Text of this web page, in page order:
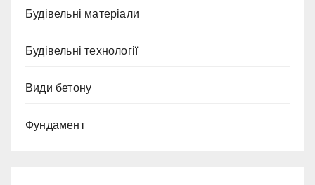
Будівельні матеріали
Будівельні технології
Види бетону
Фундамент